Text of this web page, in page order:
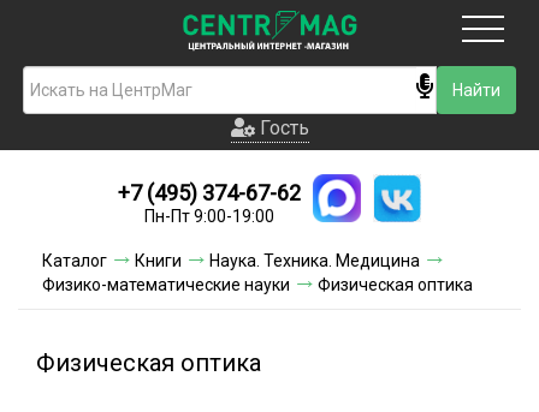
Гость
Новинки
Условия доставки
Контакты
Гость
+7 (495) 374-67-62
Пн-Пт 9:00-19:00
Каталог Книги
Наука. Техника. Медицина
Физико-математические науки
Физическая оптика
Физическая оптика